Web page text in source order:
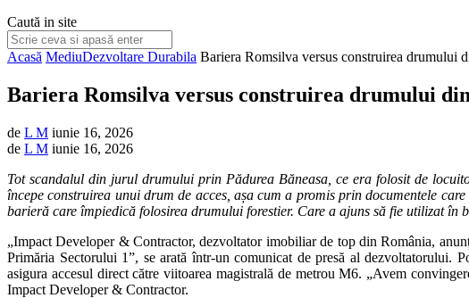
Caută in site
Acasă MediuDezvoltare Durabila Bariera Romsilva versus construirea drumului
Bariera Romsilva versus construirea drumului
de L M iunie 16, 2026
de L M iunie 16, 2026
Tot scandalul din jurul drumului prin Pădurea Băneasa, ce era folosit de
începe construirea unui drum de acces, așa cum a promis prin documentele
barieră care împiedică folosirea drumului forestier. Care a ajuns să fie utilizat în
„Impact Developer & Contractor, dezvoltator imobiliar de top din România,
Primăria Sectorului 1”, se arată într-un comunicat de presă al dezvoltatorului.
asigura accesul direct către viitoarea magistrală de metrou M6. „Avem
Impact Developer & Contractor.